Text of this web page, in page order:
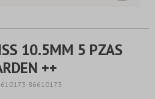
10.5MM 5 PZAS
++
86610173